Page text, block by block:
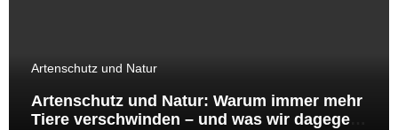
Artenschutz und Natur
Artenschutz und Natur: Warum immer mehr
Tiere verschwinden – und was wir dagegen